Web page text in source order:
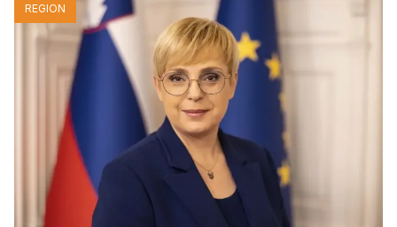
REGION